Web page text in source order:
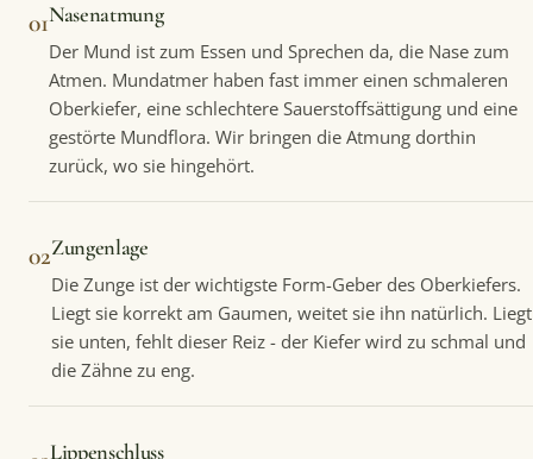
01Nasenatmung
Der Mund ist zum Essen und Sprechen da, die Nase zum
Atmen. Mundatmer haben fast immer einen schmaleren
Oberkiefer, eine schlechtere Sauerstoffsättigung und eine
gestörte Mundflora. Wir bringen die Atmung dorthin
zurück, wo sie hingehört.
02Zungenlage
Die Zunge ist der wichtigste Form-Geber des Oberkiefers.
Liegt sie korrekt am Gaumen, weitet sie ihn natürlich. Liegt
sie unten, fehlt dieser Reiz - der Kiefer wird zu schmal und
die Zähne zu eng.
Lippenschluss